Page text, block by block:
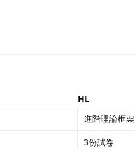
HL
進階理論框架
3份試卷